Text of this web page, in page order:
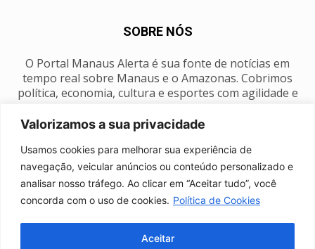
Valorizamos a sua privacidade
Usamos cookies para melhorar sua experiência de
navegação, veicular anúncios ou conteúdo personalizado e
analisar nosso tráfego. Ao clicar em “Aceitar tudo”, você
concorda com o uso de cookies. Política de Cookies
Aceitar
SOBRE NÓS
O Portal Manaus Alerta é sua fonte de notícias em
tempo real sobre Manaus e o Amazonas. Cobrimos
política, economia, cultura e esportes com agilidade e
SIGA-NOS